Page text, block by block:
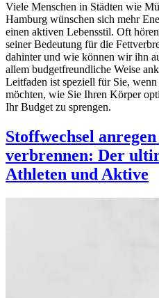
Viele Menschen in Städten wie
Hamburg wünschen sich mehr
einen aktiven Lebensstil. Oft
seiner Bedeutung für die
dahinter und wie können wir ihn
allem budgetfreundliche Weise
Leitfaden ist speziell für Sie,
möchten, wie Sie Ihren Körper
Ihr Budget zu sprengen.
Stoffwechsel
verbrennen: Der
Athleten und Aktive